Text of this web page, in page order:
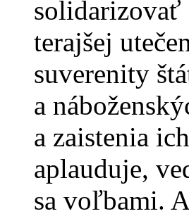
solidarizovať
terajšej
suverenity
a
a zaistenia
aplauduje,
sa voľbami.